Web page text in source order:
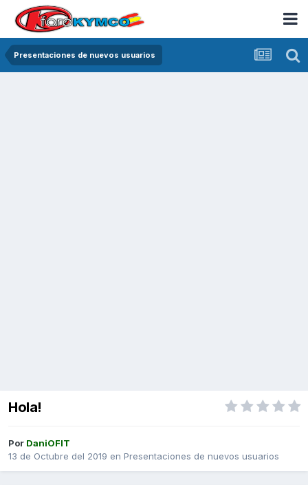
Presentaciones de nuevos usuarios
Hola!
Por DaniOFIT
13 de Octubre del 2019 en Presentaciones de nuevos usuarios